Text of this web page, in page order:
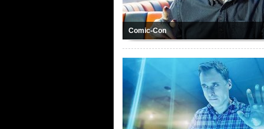
Comic-Con